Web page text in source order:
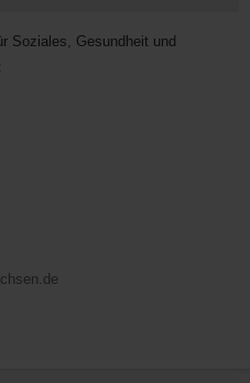
Soziales, Gesundheit und